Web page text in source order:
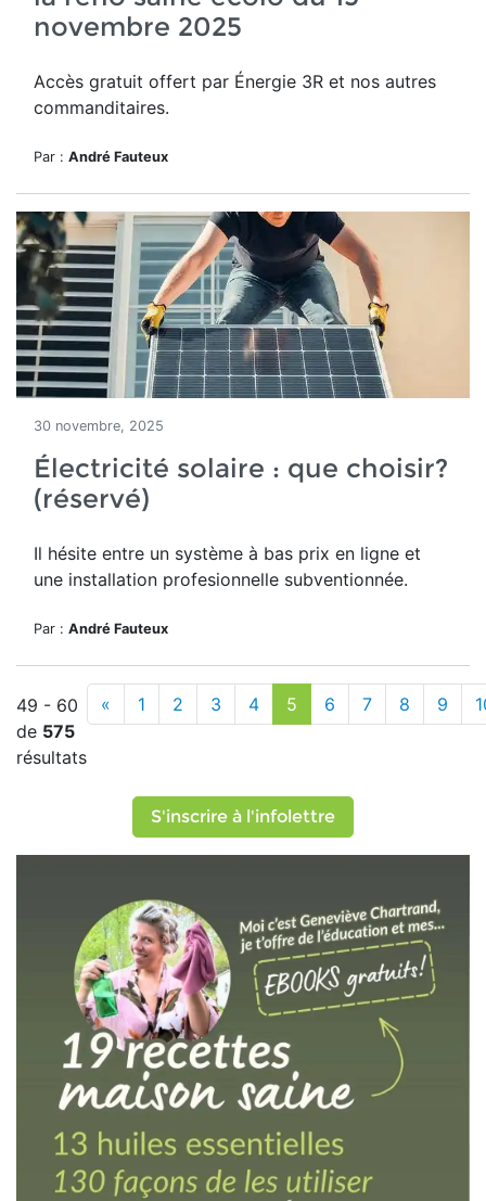
novembre 2025
Accès gratuit offert par Énergie 3R et nos autres
commanditaires.
Par : André Fauteux
30 novembre, 2025
Électricité solaire : que choisir?
(réservé)
Il hésite entre un système à bas prix en ligne et
une installation profesionnelle subventionnée.
Par : André Fauteux
49 - 60
de 575
résultats
« 1 2 3 4 5 6 7 8 9
S'inscrire à l'infolettre